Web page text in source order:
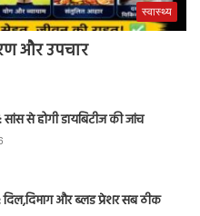
स्वास्थ्य
और उपचार
सांस से होगी डायबिटीज की जांच
दिल,दिमाग और ब्लड प्रेशर सब ठीक